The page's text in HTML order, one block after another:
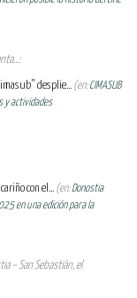
desplie... (en:CIMASUB
y actividades
con el... (en:Donostia
en una edición para la
– San Sebastián, el